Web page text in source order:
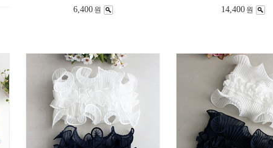
6,400 원 14,400 원